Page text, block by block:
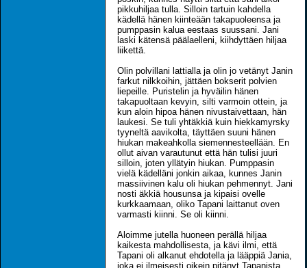
pikkuhiljaa tulla. Silloin tartuin kahdella
kädellä hänen kiinteään takapuoleensa ja
pumppasin kalua eestaas suussani. Jani
laski kätensä päälaelleni, kiihdyttäen hiljaa
liikettä.
Olin polvillani lattialla ja olin jo vetänyt Janin
farkut nilkkoihin, jättäen bokserit polvien
liepeille. Puristelin ja hyväilin hänen
takapuoltaan kevyin, silti varmoin ottein, ja
kun aloin hipoa hänen nivustaivettaan, hän
laukesi. Se tuli yhtäkkiä kuin hiekkamyrsky
tyyneltä aavikolta, täyttäen suuni hänen
hiukan makeahkolla siemennesteellään. En
ollut aivan varautunut että hän tulisi juuri
silloin, joten yllätyin hiukan. Pumppasin
vielä kädelläni jonkin aikaa, kunnes Janin
massiivinen kalu oli hiukan pehmennyt. Jani
nosti äkkiä housunsa ja kipaisi ovelle
kurkkaamaan, oliko Tapani laittanut oven
varmasti kiinni. Se oli kiinni.
Aloimme jutella huoneen perällä hiljaa
kaikesta mahdollisesta, ja kävi ilmi, että
Tapani oli alkanut ehdotella ja lääppiä Jania,
joka ei ilmeisesti oikein pitänyt Tapanista